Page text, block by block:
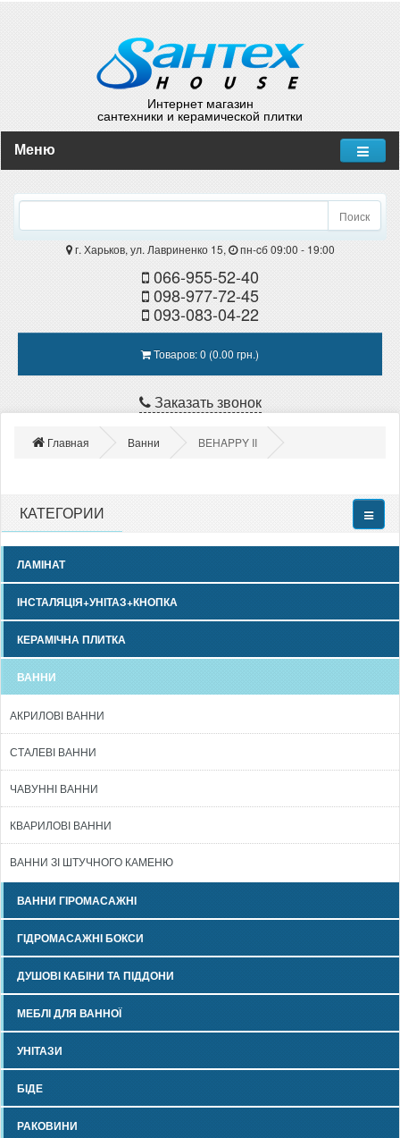
Интернет магазин
сантехники и керамической плитки
Меню
Поиск
г. Харьков, ул. Лавриненко 15, пн-cб 09:00 - 19:00
066-955-52-40
098-977-72-45
093-083-04-22
Товаров: 0 (0.00 грн.)
Заказать звонок
Главная Ванни BEHAPPY II
КАТЕГОРИИ
ЛАМІНАТ
ІНСТАЛЯЦІЯ+УНІТАЗ+КНОПКА
КЕРАМІЧНА ПЛИТКА
ВАННИ
АКРИЛОВІ ВАННИ
СТАЛЕВІ ВАННИ
ЧАВУННІ ВАННИ
КВАРИЛОВІ ВАННИ
ВАННИ ЗІ ШТУЧНОГО КАМЕНЮ
ВАННИ ГІРОМАСАЖНІ
ГІДРОМАСАЖНІ БОКСИ
ДУШОВІ КАБІНИ ТА ПІДДОНИ
МЕБЛІ ДЛЯ ВАННОЇ
УНІТАЗИ
БІДЕ
РАКОВИНИ